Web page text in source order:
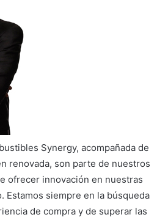
Synergy, acompañada de
renovada, son parte de nuestros
ofrecer innovación en nuestras
Estamos siempre en la búsqueda
de compra y de superar las